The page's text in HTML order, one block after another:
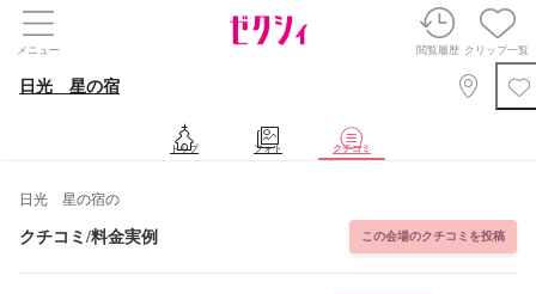
メニュー 閲覧履歴 クリップ一覧
日光 星の宿
トップ フォト クチコミ
日光 星の宿の
クチコミ/料金実例 この会場のクチコミを投稿